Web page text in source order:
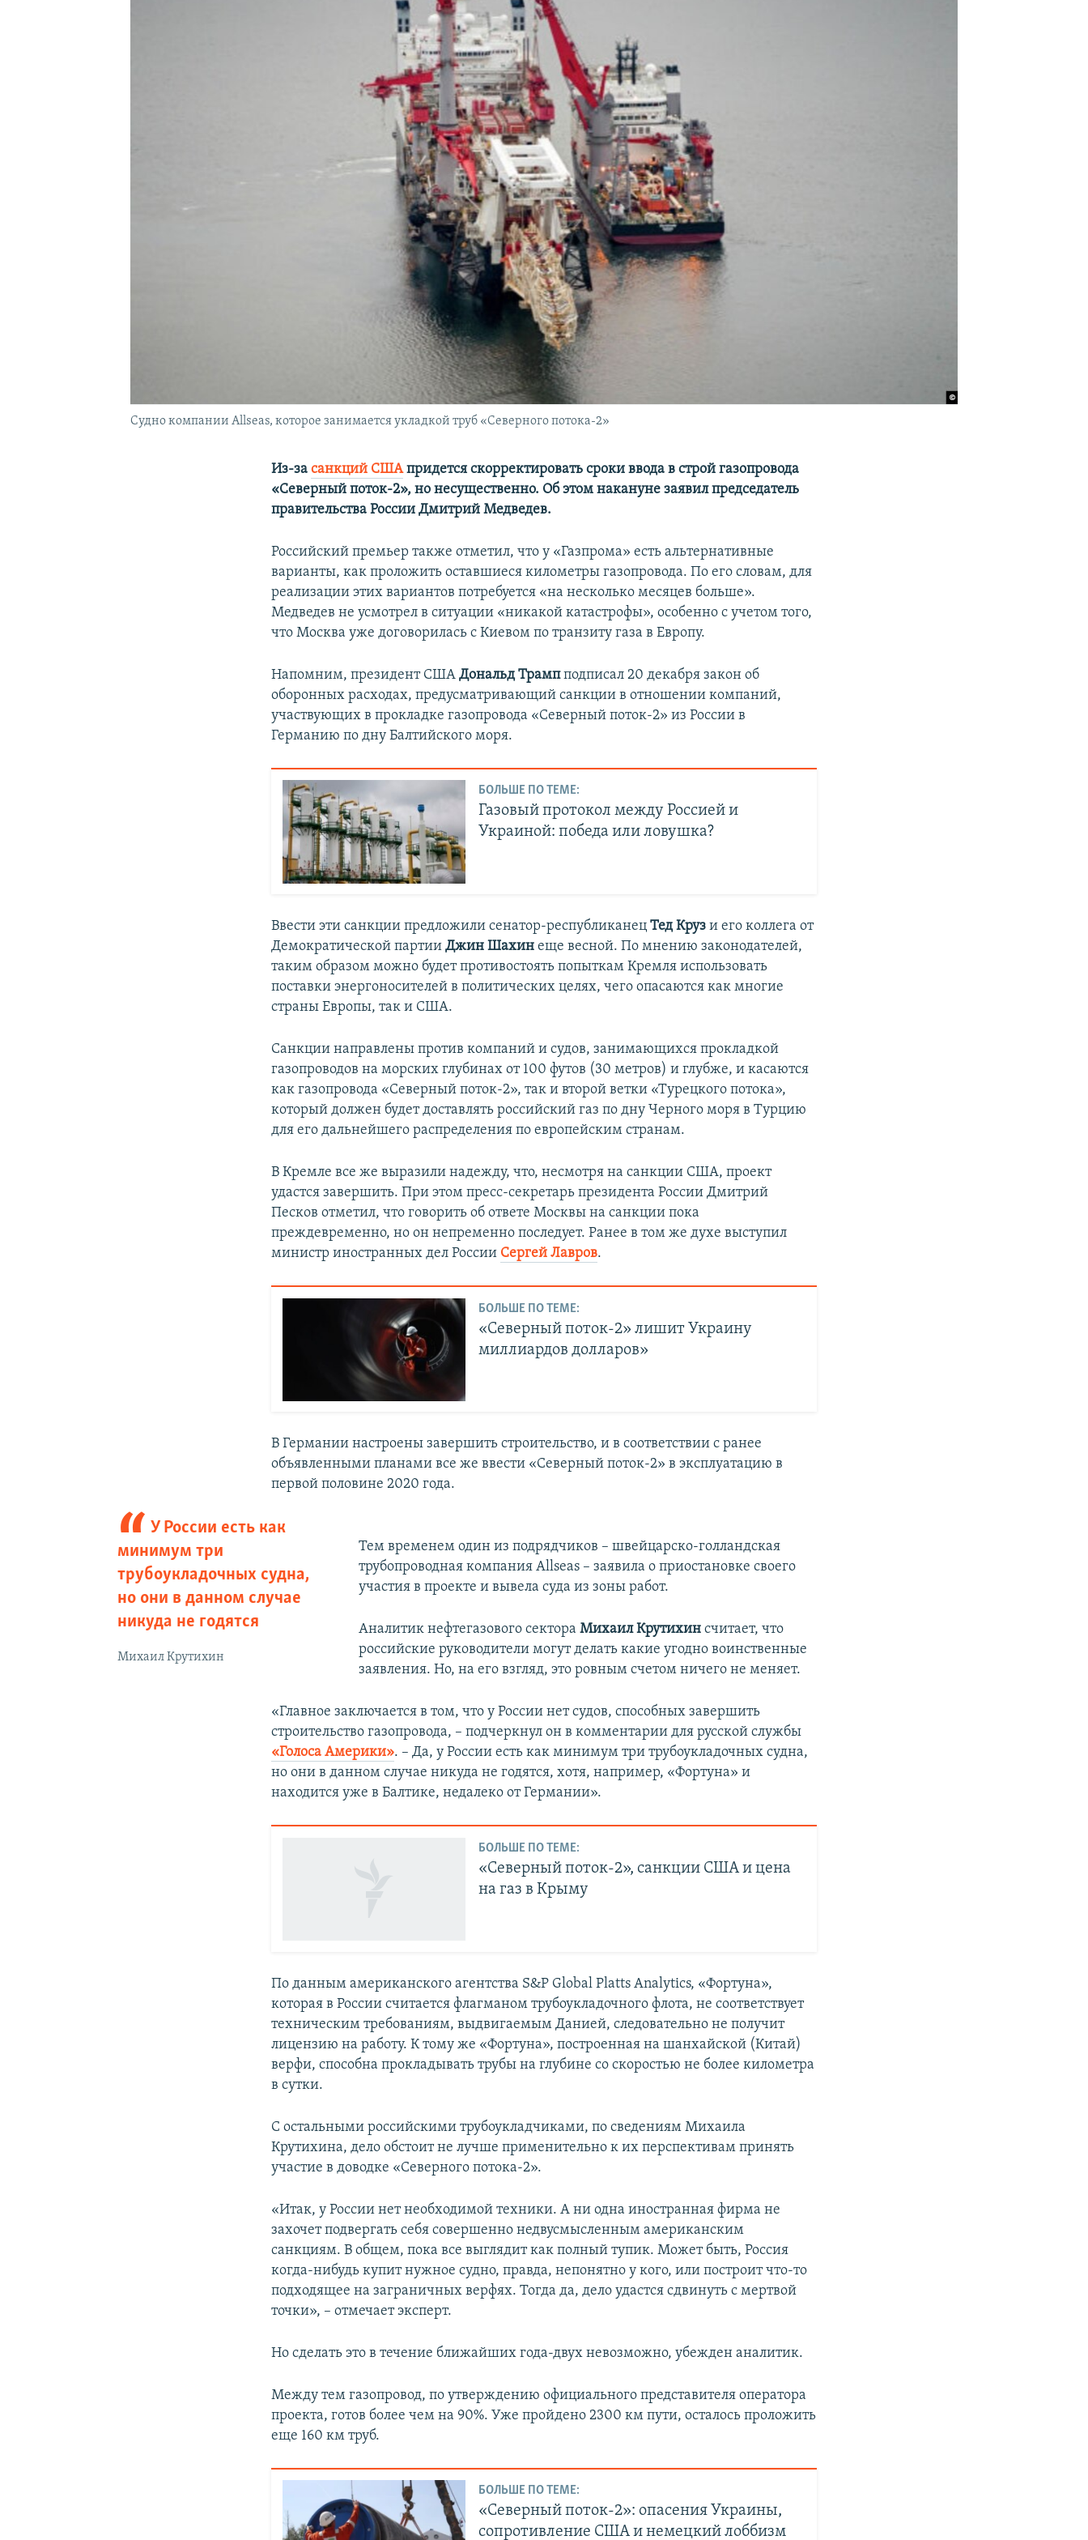
Судно компании Allseas, которое занимается укладкой труб «Северного потока-2»
Из-засанкций СШАпридется скорректировать сроки ввода в строй газопровода
«Северный поток-2», но несущественно. Об этом накануне заявил председатель
правительства России Дмитрий Медведев.
Российский премьер также отметил, что у «Газпрома» есть альтернативные
варианты, как проложить оставшиеся километры газопровода. По его словам, для
реализации этих вариантов потребуется «на несколько месяцев больше».
Медведев не усмотрел в ситуации «никакой катастрофы», особенно с учетом того,
что Москва уже договорилась с Киевом по транзиту газа в Европу.
Напомним, президент СШАДональд Трампподписал 20 декабря закон об
оборонных расходах, предусматривающий санкции в отношении компаний,
участвующих в прокладке газопровода «Северный поток-2» из России в
Германию по дну Балтийского моря.
БОЛЬШЕ ПО ТЕМЕ:
Газовый протокол между Россией и
Украиной: победа или ловушка?
Ввести эти санкции предложили сенатор-республиканецТед Круз и его коллега от
Демократической партииДжин Шахин еще весной. По мнению законодателей,
таким образом можно будет противостоять попыткам Кремля использовать
поставки энергоносителей в политических целях, чего опасаются как многие
страны Европы, так и США.
Санкции направлены против компаний и судов, занимающихся прокладкой
газопроводов на морских глубинах от 100 футов (30 метров) и глубже, и касаются
как газопровода «Северный поток-2», так и второй ветки «Турецкого потока»,
который должен будет доставлять российский газ по дну Черного моря в Турцию
для его дальнейшего распределения по европейским странам.
В Кремле все же выразили надежду, что, несмотря на санкции США, проект
удастся завершить. При этом пресс-секретарь президента России Дмитрий
Песков отметил, что говорить об ответе Москвы на санкции пока
преждевременно, но он непременно последует. Ранее в том же духе выступил
министр иностранных дел России Сергей Лавров.
БОЛЬШЕ ПО ТЕМЕ:
«Северный поток-2» лишит Украину
миллиардов долларов»
В Германии настроены завершить строительство, и в соответствии с ранее
объявленными планами все же ввести «Северный поток-2» в эксплуатацию в
первой половине 2020 года.
У России есть как
минимум три
трубоукладочных судна,
но они в данном случае
никуда не годятся
Михаил Крутихин
Тем временем один из подрядчиков – швейцарско-голландская
трубопроводная компания Allseas – заявила о приостановке своего
участия в проекте и вывела суда из зоны работ.
Аналитик нефтегазового сектора Михаил Крутихинсчитает, что
российские руководители могут делать какие угодно воинственные
заявления. Но, на его взгляд, это ровным счетом ничего не меняет.
«Главное заключается в том, что у России нет судов, способных завершить
строительство газопровода, – подчеркнул он в комментарии для русской службы
«Голоса Америки». – Да, у России есть как минимум три трубоукладочных судна,
но они в данном случае никуда не годятся, хотя, например, «Фортуна» и
находится уже в Балтике, недалеко от Германии».
БОЛЬШЕ ПО ТЕМЕ:
«Северный поток-2», санкции США и цена
на газ в Крыму
По данным американского агентства S&P Global Platts Analytics, «Фортуна»,
которая в России считается флагманом трубоукладочного флота, не соответствует
техническим требованиям, выдвигаемым Данией, следовательно не получит
лицензию на работу. К тому же «Фортуна», построенная на шанхайской (Китай)
верфи, способна прокладывать трубы на глубине со скоростью не более километра
в сутки.
С остальными российскими трубоукладчиками, по сведениям Михаила
Крутихина, дело обстоит не лучше применительно к их перспективам принять
участие в доводке «Северного потока-2».
«Итак, у России нет необходимой техники. А ни одна иностранная фирма не
захочет подвергать себя совершенно недвусмысленным американским
санкциям. В общем, пока все выглядит как полный тупик. Может быть, Россия
когда-нибудь купит нужное судно, правда, непонятно у кого, или построит что-то
подходящее на заграничных верфях. Тогда да, дело удастся сдвинуть с мертвой
точки», – отмечает эксперт.
Но сделать это в течение ближайших года-двух невозможно, убежден аналитик.
Между тем газопровод, по утверждению официального представителя оператора
проекта, готов более чем на 90%. Уже пройдено 2300 км пути, осталось проложить
еще 160 км труб.
БОЛЬШЕ ПО ТЕМЕ:
«Северный поток-2»: опасения Украины,
сопротивление США и немецкий лоббизм